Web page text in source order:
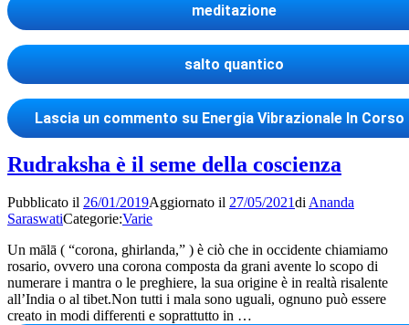
meditazione
salto quantico
Lascia un commento su Energia Vibrazionale In Corso
Rudraksha è il seme della coscienza
Pubblicato il 26/01/2019Aggiornato il 27/05/2021diAnanda
SaraswatiCategorie:Varie
Un mālā ( “corona, ghirlanda,” ) è ciò che in occidente chiamiamo
rosario, ovvero una corona composta da grani avente lo scopo di
numerare i mantra o le preghiere, la sua origine è in realtà risalente
all’India o al tibet.Non tutti i mala sono uguali, ognuno può essere
creato in modi differenti e soprattutto in …